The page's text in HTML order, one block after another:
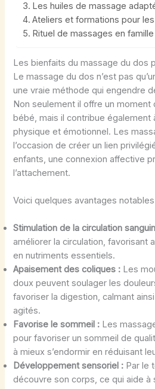
Les huiles de massage
Ateliers et formations pour
Rituel de massages en famille
Les bienfaits du massage du dos
Le massage du dos n’est pas
une vraie méthode qui engendre
Non seulement il offre un moment
bébé, mais il contribue
physique et émotionnel. Les
l’occasion de créer un lien
enfants, une connexion affective
l’attachement.
Voici quelques avantages
Stimulation de la circulation
améliorer la circulation, favorisant
en nutriments essentiels.
Apaisement des coliques : Les
doux peuvent soulager les
favoriser la digestion, calmant
agités.
Favorise le sommeil : Les
pour favoriser un sommeil de
à mieux s’endormir en réduisant
Développement sensoriel : Par le
découvre son corps, ce qui aide à